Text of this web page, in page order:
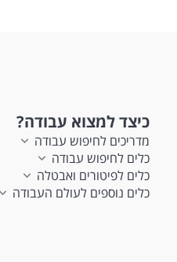
כיצד למצוא עבודה?
מדריכים לחיפוש עבודה
כלים לחיפוש עבודה
כלים לפיטורים ואבטלה
כלים נוספים לעולם העבודה